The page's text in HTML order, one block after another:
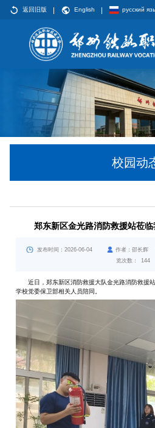
返回旧版 English русский
校园动
郑东新区金光路消防救援站莅
发布时间：2026-06-04 作者：邵长辉
览次数：
144
近日，郑东新区消防救援大队金光路消防救援
学校党委保卫部相关人员陪同。